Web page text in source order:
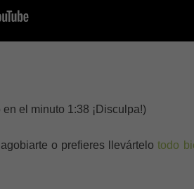
el minuto 1:38 ¡Disculpa!)
o prefieres llevártelotodo